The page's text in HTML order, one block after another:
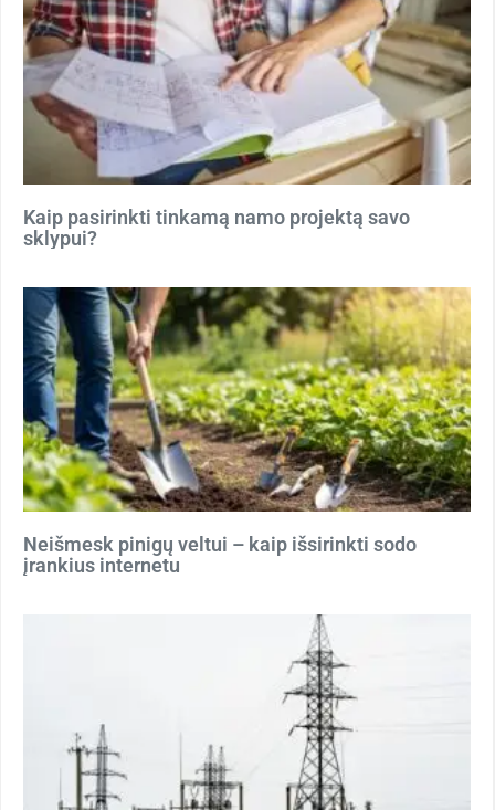
Kaip pasirinkti tinkamą namo projektą savo
sklypui?
Neišmesk pinigų veltui – kaip išsirinkti sodo
įrankius internetu